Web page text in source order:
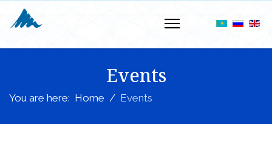
Events
You are here: Home Events